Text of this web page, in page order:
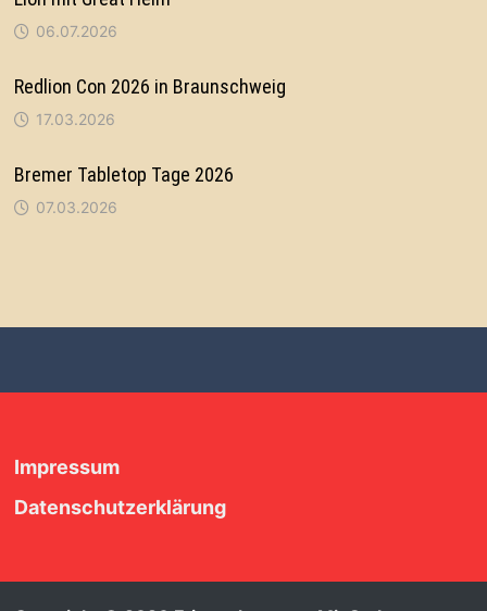
06.07.2026
Redlion Con 2026 in Braunschweig
17.03.2026
Bremer Tabletop Tage 2026
07.03.2026
Impressum
Datenschutzerklärung